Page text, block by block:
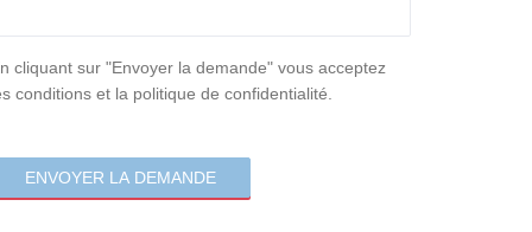
cliquant sur "Envoyer la demande" vous acceptez
conditions et la politique de confidentialité.